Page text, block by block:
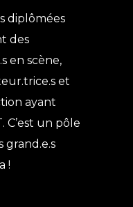
diplômées
des
en scène,
et
ayant
C’est un pôle
!